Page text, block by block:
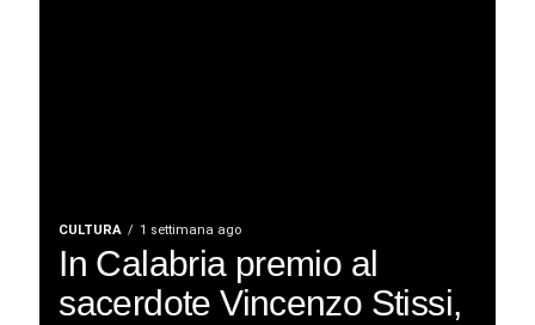
CULTURA 1 settimana ago
In Calabria premio al
sacerdote Vincenzo Stissi,